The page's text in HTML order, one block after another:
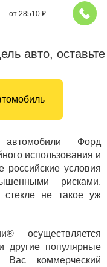
от 28510 ₽
авто, оставьте
Форд
использования и
российские условия
рисками.
не такое уж
осуществляется
другие популярные
коммерческий